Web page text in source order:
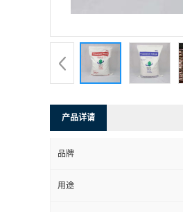
产品详请
品牌
用途